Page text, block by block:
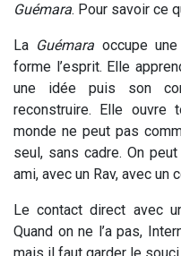
Guémara. Pour savoir ce
La Guémara occupe
forme l’esprit. Elle
une idée puis son
reconstruire. Elle
monde ne peut pas
seul, sans cadre. On
ami, avec un Rav, avec un
Le contact direct avec
Quand on ne l’a pas,